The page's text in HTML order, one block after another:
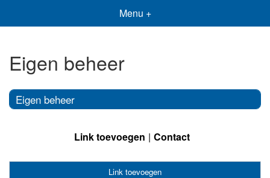
Menu +
Eigen beheer
Eigen beheer
Link toevoegen Contact
Link toevoegen